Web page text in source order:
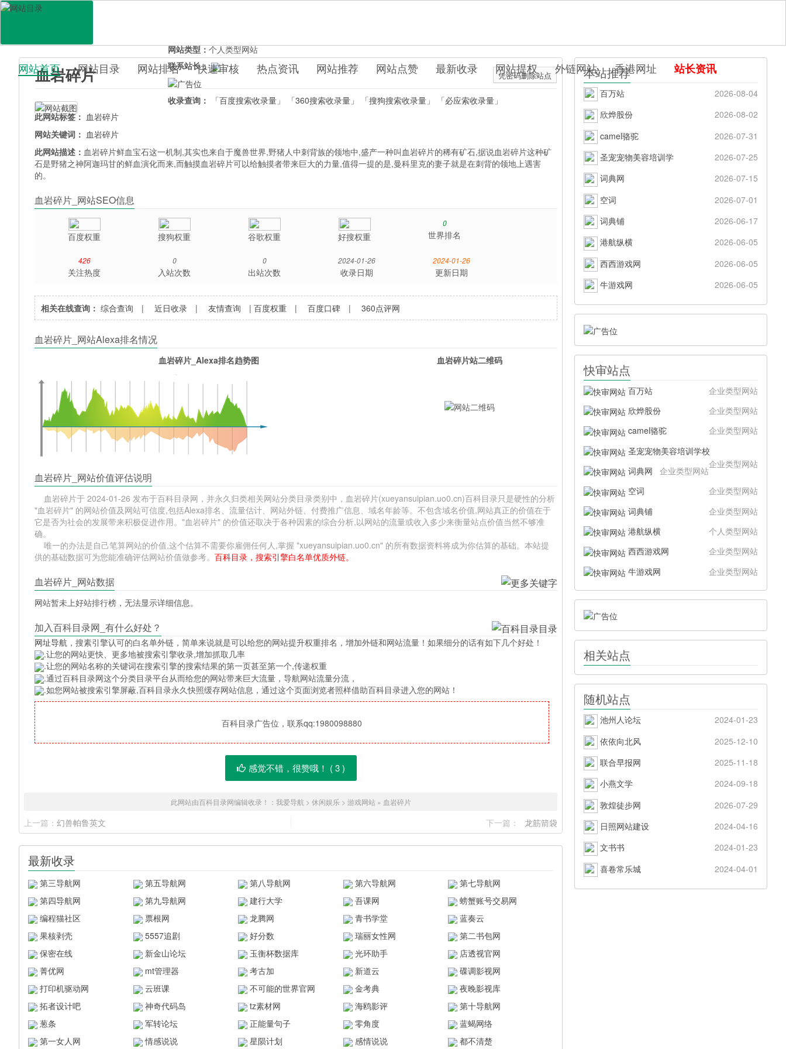
百科目录
网站首页 网站目录 网站排名 快速审核 热点资讯 网站推荐 网站点赞 最新收录 网站提权 外链网站 香港网址 站长资讯
血岩碎片 凭密码删除站点
网站类型：个人类型网站
联系站长：
收录查询： 「百度搜索收录量」 「360搜索收录量」 「搜狗搜索收录量」
「必应索收录量」
此网站标签： 血岩碎片
网站关键词： 血岩碎片
此网站描述： 血岩碎片鲜血宝石这一机制,其实也来自于魔兽世界,野猪人中刺背族的领地中,盛产一种叫血岩碎片的稀有矿石,据说血岩碎片这种矿
石是野猪之神阿迦玛甘的鲜血演化而来,而触摸血岩碎片可以给触摸者带来巨大的力量,值得一提的是,曼科里克的妻子就是在刺背的领地上遇害
的。
血岩碎片_网站SEO信息
百度权重 搜狗权重 谷歌权重 好搜权重
0
世界排名
426
关注热度
0
入站次数
0
出站次数
2024-01-26
收录日期
2024-01-26
更新日期
相关在线查询： 综合查询 |近日收录 |友情查询 |百度权重 |百度口碑 |360点评网
血岩碎片_网站Alexa排名情况
血岩碎片_Alexa排名趋势图 血岩碎片站二维码
血岩碎片_网站价值评估说明
血岩碎片于 2024-01-26 发布于百科目录网，并永久归类相关网站分类目录类别中，血岩碎片(xueyansuipian.uo0.cn)百科目录只是硬性的分析
"血岩碎片" 的网站价值及网站可信度,包括Alexa排名、流量估计、网站外链、付费推广信息、域名年龄等。不包含域名价值,网站真正的价值在于
它是否为社会的发展带来积极促进作用。"血岩碎片" 的价值还取决于各种因素的综合分析,以网站的流量或收入多少来衡量站点价值当然不够准
确。
唯一的办法是自己笔算网站的价值,这个估算不需要你雇佣任何人,掌握 "xueyansuipian.uo0.cn" 的所有数据资料将成为你估算的基础。本站提
供的基础数据可为您能准确评估网站价值做参考。百科目录，搜索引擎白名单优质外链。
血岩碎片_网站数据
网站暂未上好站排行榜，无法显示详细信息。
加入百科目录网_有什么好处？
网址导航 ，搜素引擎认可的白名单外链，简单来说就是可以给您的网站提升权重排名，增加外链和网站流量！如果细分的话有如下几个好处！
.让您的网站更快、更多地被搜索引擎收录,增加抓取几率
.让您的网站名称的关键词在搜索引擎的搜索结果的第一页甚至第一个,传递权重
.通过百科目录网这个分类目录平台从而给您的网站带来巨大流量，导航网站流量分流，
.如您网站被搜索引擎屏蔽,百科目录永久快照缓存网站信息，通过这个页面浏览者照样借助百科目录进入您的网站！
百科目录广告位，联系qq:1980098880
感觉不错，很赞哦！ ( 3)
此网站由百科目录网编辑收录！： 我爱导航 > 休闲娱乐> 游戏网站» 血岩碎片
上一篇： 幻兽帕鲁英文 下一篇： 龙筋箭袋
最新收录
第三导航网 第五导航网 第八导航网 第六导航网
第七导航网
第四导航网
第九导航网 建行大学 吾课网
螃蟹账号交易网
编程猫社区
票根网 龙腾网 青书学堂
蓝奏云
果核剥壳
5557追剧 好分数 瑞丽女性网
第二书包网
保密在线
新金山论坛 玉衡杯数据库 光环助手
店透视官网
菁优网
mt管理器 考古加 新道云
碟调影视网
打印机驱动网
云班课 不可能的世界官网 金考典
夜晚影视库
拓者设计吧
神奇代码岛 tz素材网 海鸥影评
第十导航网
葱条
军转论坛 正能量句子 零角度
蓝蝎网络
第一女人网
情感说说 星陨计划 感情说说 都不清楚
本站推荐
百万站
2026-08-04
欣烨股份
2026-08-02
camel骆驼
2026-07-31
圣宠宠物美容培训学
2026-07-25
词典网
2026-07-15
空词
2026-07-01
词典铺
2026-06-17
港航纵横
2026-06-05
西西游戏网
2026-06-05
牛游戏网
2026-06-05
快审站点
百万站
企业类型网站
欣烨股份
企业类型网站
camel骆驼
企业类型网站
圣宠宠物美容培训学校
企业类型网站
词典网
企业类型网站
空词
企业类型网站
词典铺
企业类型网站
港航纵横
个人类型网站
西西游戏网
企业类型网站
牛游戏网
企业类型网站
相关站点
随机站点
池州人论坛
2024-01-23
依依向北风
2025-12-10
联合早报网
2025-11-18
小燕文学
2024-09-18
敦煌徒步网
2026-07-29
日照网站建设
2024-04-16
文书书
2024-01-23
喜卷常乐城
2024-04-01